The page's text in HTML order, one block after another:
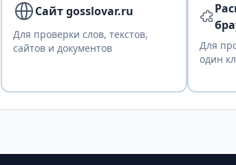
Сайт gosslovar.ru
Для проверки слов, текстов,
сайтов и документов
Для
один